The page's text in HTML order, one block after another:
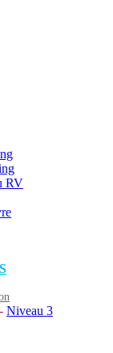
RV
- Niveau 3